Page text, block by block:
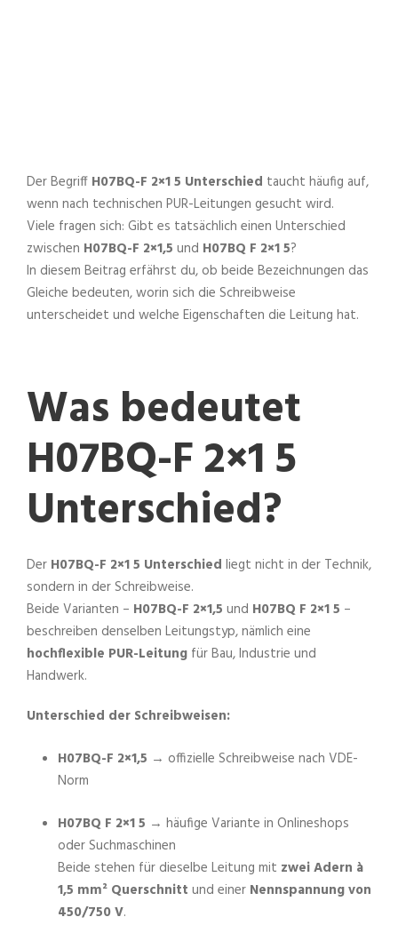
Der Begriff H07BQ-F 2×1 5 Unterschied taucht häufig auf,
wenn nach technischen PUR-Leitungen gesucht wird.
Viele fragen sich: Gibt es tatsächlich einen Unterschied
zwischen H07BQ-F 2×1,5 und H07BQ F 2×1 5?
In diesem Beitrag erfährst du, ob beide Bezeichnungen das
Gleiche bedeuten, worin sich die Schreibweise
unterscheidet und welche Eigenschaften die Leitung hat.
Was bedeutet
H07BQ-F 2×1 5
Unterschied?
Der H07BQ-F 2×1 5 Unterschied liegt nicht in der Technik,
sondern in der Schreibweise.
Beide Varianten – H07BQ-F 2×1,5 und H07BQ F 2×1 5 –
beschreiben denselben Leitungstyp, nämlich eine
hochflexible PUR-Leitung für Bau, Industrie und
Handwerk.
Unterschied der Schreibweisen:
H07BQ-F 2×1,5 → offizielle Schreibweise nach VDE-
Norm
H07BQ F 2×1 5 → häufige Variante in Onlineshops
oder Suchmaschinen
Beide stehen für dieselbe Leitung mit zwei Adern à
1,5 mm² Querschnitt und einer Nennspannung von
450/750 V.